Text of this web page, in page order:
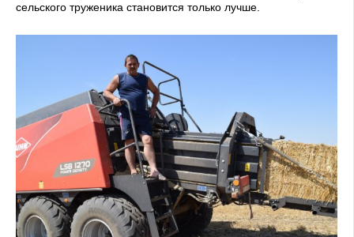
сельского труженика становится только лучше.